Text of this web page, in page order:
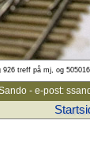
926 treff på mj, og
- e-post: